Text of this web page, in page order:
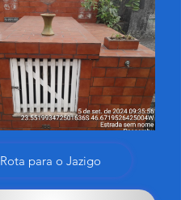
Rota para o Jazigo